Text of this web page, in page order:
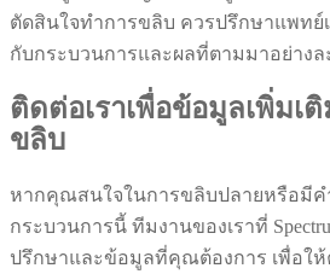
ตัดสินใจทำการขลิบ ควรปรึกษาแพทย์
กับกระบวนการและผลที่ตามมาอย่างล
ติดต่อเราเพื่อข้อมูลเพิ่มเ
ขลิบ
หากคุณสนใจในการขลิบปลายหรือมีค
กระบวนการนี้ ทีมงานของเราที่
ปรึกษาและข้อมูลที่คุณต้องการ เพื่อใ